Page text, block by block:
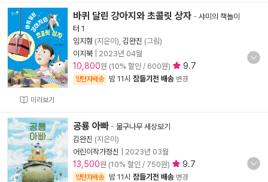
미리보기
바퀴 달린 강아지와 초콜릿 상자 - 샤미의 책놀이
터 1
임지형 (지은이), 김완진 (그림)
이지북
2023년 04월
10,800원 (10% 할인 / 600원) 9.7
양탄자배송 밤 11시 잠들기전 배송 변경
공룡 아빠 - 물구나무 세상보기
김완진 (지은이)
어린이작가정신
2023년 03월
13,500원 (10% 할인 / 750원) 9.7
양탄자배송 밤 11시 잠들기전 배송 변경